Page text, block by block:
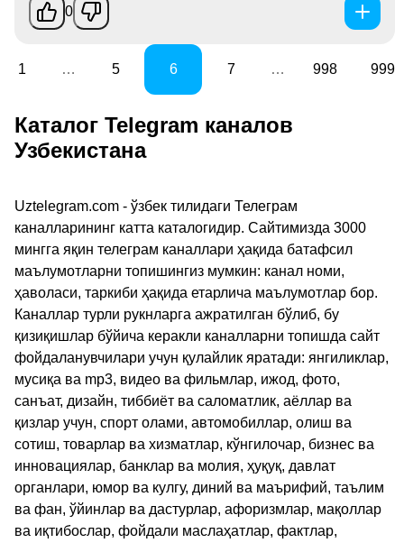
0
1 … 5 6 7 … 998 999
Каталог Telegram каналов
Узбекистана
Uztelegram.com - ўзбек тилидаги Телеграм
каналларининг катта каталогидир. Сайтимизда 3000
мингга яқин телеграм каналлари ҳақида батафсил
маълумотларни топишингиз мумкин: канал номи,
ҳаволаси, таркиби ҳақида етарлича маълумотлар бор.
Каналлар турли рукнларга ажратилган бўлиб, бу
қизиқишлар бўйича керакли каналларни топишда сайт
фойдаланувчилари учун қулайлик яратади: янгиликлар,
мусиқа ва mp3, видео ва фильмлар, ижод, фото,
санъат, дизайн, тиббиёт ва саломатлик, аёллар ва
қизлар учун, спорт олами, автомобиллар, олиш ва
сотиш, товарлар ва хизматлар, кўнгилочар, бизнес ва
инновациялар, банклар ва молия, ҳуқуқ, давлат
органлари, юмор ва кулгу, диний ва маърифий, таълим
ва фан, ўйинлар ва дастурлар, афоризмлар, мақоллар
ва иқтибослар, фойдали маслаҳатлар, фактлар,